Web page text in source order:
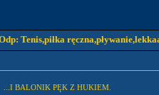
Tenis,piłka
...I BALONIK PĘK Z HUKIEM.